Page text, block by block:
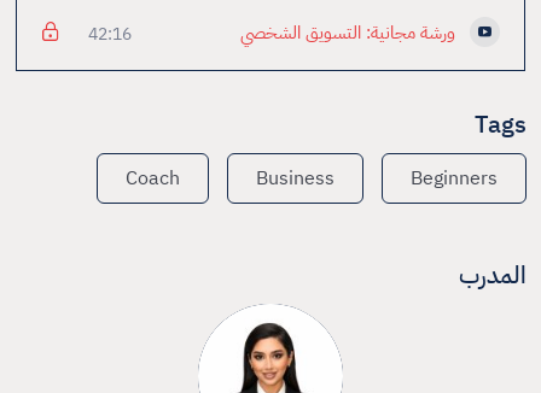
ورشة مجانية: التسويق الشخصي 42:16
Tags
Beginners
Business
Coach
المدرب